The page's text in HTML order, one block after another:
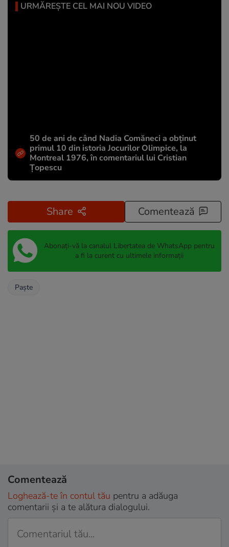
URMĂREȘTE CEL MAI NOU VIDEO
50 de ani de când Nadia Comăneci a obţinut
primul 10 din istoria Jocurilor Olimpice, la
Montreal 1976, în comentariul lui Cristian
Țopescu
Share Comentează
Abonați-vă la canalul Libertatea de WhatsApp pentru
a fi la curent cu ultimele informații
Paște
Comentează
Loghează-te în contul tău pentru a adăuga
comentarii și a te alătura dialogului.